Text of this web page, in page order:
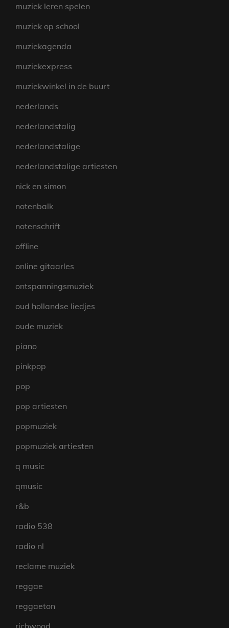
muziek leren spelen
muziek op school
muziekagenda
muziekexpress
muziekwinkel in de buurt
nederlands
nederlandstalig
nederlandstalige
nederlandstalige artiesten
nick en simon
notenbalk
notenschrift
offline
online gitaarles
ontspanningsmuziek
oud hollandse liedjes
oude muziek
piano
pinkpop
pop
pop artiesten
popmuziek
popmuziek artiesten
q music
qmusic
r&b
radio 538
radio nl
reclame muziek
reggae
reggaeton
richwood